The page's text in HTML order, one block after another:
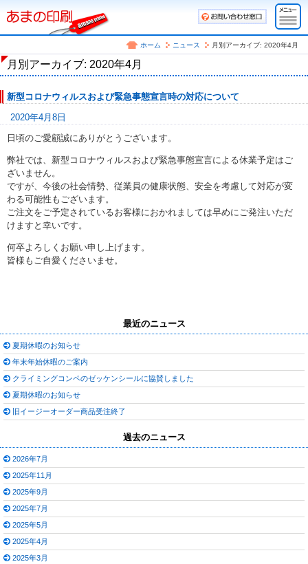
ホーム ニュース 月別アーカイブ: 2020年4月
月別アーカイブ: 2020年4月
新型コロナウィルスおよび緊急事態宣言時の対応について
2020年4月8日
日頃のご愛顧誠にありがとうございます。
弊社では、新型コロナウィルスおよび緊急事態宣言による休業予定はご
ざいません。
ですが、今後の社会情勢、従業員の健康状態、安全を考慮して対応が変
わる可能性もございます。
ご注文をご予定されているお客様におかれましては早めにご発注いただ
けますと幸いです。
何卒よろしくお願い申し上げます。
皆様もご自愛くださいませ。
最近のニュース
夏期休暇のお知らせ
年末年始休暇のご案内
クライミングコンペのゼッケンシールに協賛しました
夏期休暇のお知らせ
旧イージーオーダー商品受注終了
過去のニュース
2026年7月
2025年11月
2025年9月
2025年7月
2025年5月
2025年4月
2025年3月